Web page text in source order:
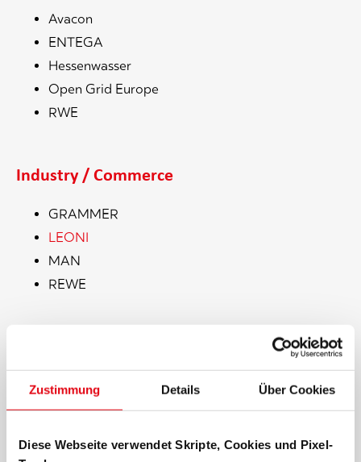
Zustimmung Details Über Cookies
Diese Webseite verwendet Skripte, Cookies und Pixel-
Avacon
ENTEGA
Hessenwasser
Open Grid Europe
RWE
Industry / Commerce
GRAMMER
LEONI
MAN
REWE
Karlsruher Institut für Technologie (KIT)